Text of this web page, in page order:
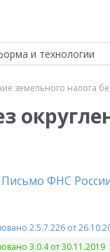
и технологии
земельного налога
Письмо ФНС
2.5.7.226 от
3.0.4 от 30.11.2019